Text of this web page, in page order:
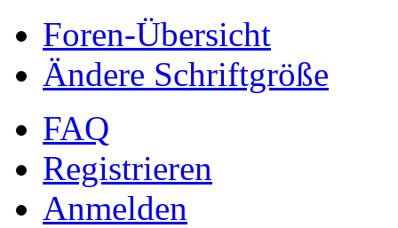
Foren-Übersicht
Ändere Schriftgröße
FAQ
Registrieren
Anmelden